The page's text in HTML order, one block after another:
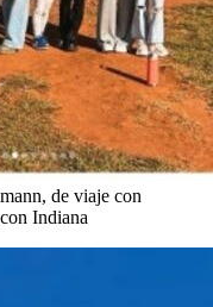
de viaje con
Indiana